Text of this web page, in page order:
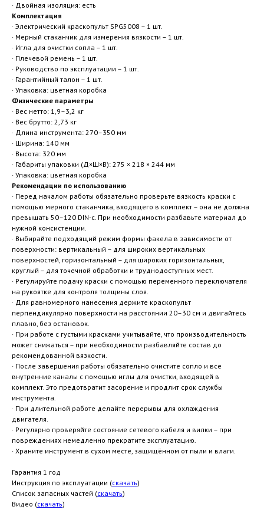
· Двойная изоляция: есть
Комплектация
· Электрический краскопульт SPG5008 – 1 шт.
· Мерный стаканчик для измерения вязкости – 1 шт.
· Игла для очистки сопла – 1 шт.
· Плечевой ремень – 1 шт.
· Руководство по эксплуатации – 1 шт.
· Гарантийный талон – 1 шт.
· Упаковка: цветная коробка
Физические параметры
· Вес нетто: 1,9–3,2 кг
· Вес брутто: 2,73 кг
· Длина инструмента: 270–350 мм
· Ширина: 140 мм
· Высота: 320 мм
· Габариты упаковки (Д×Ш×В): 275 × 218 × 244 мм
· Упаковка: цветная коробка
Рекомендации по использованию
· Перед началом работы обязательно проверьте вязкость краски с
помощью мерного стаканчика, входящего в комплект – она не должна
превышать 50–120 DIN-с. При необходимости разбавьте материал до
нужной консистенции.
· Выбирайте подходящий режим формы факела в зависимости от
поверхности: вертикальный – для широких вертикальных
поверхностей, горизонтальный – для широких горизонтальных,
круглый – для точечной обработки и труднодоступных мест.
· Регулируйте подачу краски с помощью переменного переключателя
на рукоятке для контроля толщины слоя.
· Для равномерного нанесения держите краскопульт
перпендикулярно поверхности на расстоянии 20–30 см и двигайтесь
плавно, без остановок.
· При работе с густыми красками учитывайте, что производительность
может снижаться – при необходимости разбавляйте состав до
рекомендованной вязкости.
· После завершения работы обязательно очистите сопло и все
внутренние каналы с помощью иглы для очистки, входящей в
комплект. Это предотвратит засорение и продлит срок службы
инструмента.
· При длительной работе делайте перерывы для охлаждения
двигателя.
· Регулярно проверяйте состояние сетевого кабеля и вилки – при
повреждениях немедленно прекратите эксплуатацию.
· Храните инструмент в сухом месте, защищённом от пыли и влаги.
Гарантия 1 год
Инструкция по эксплуатации (скачать)
Список запасных частей (скачать)
Видео (скачать)